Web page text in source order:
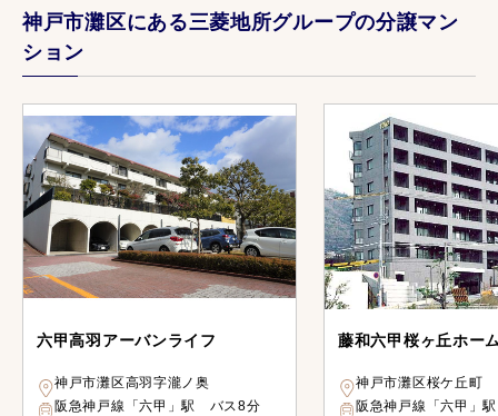
神戸市灘区にある三菱地所グループの分譲マン
ション
六甲高羽アーバンライフ
神戸市灘区高羽字瀧ノ奥
阪急神戸線「六甲」駅 バス8分
藤和六甲桜ヶ丘ホー
神戸市灘区桜ケ丘町
阪急神戸線「六甲」